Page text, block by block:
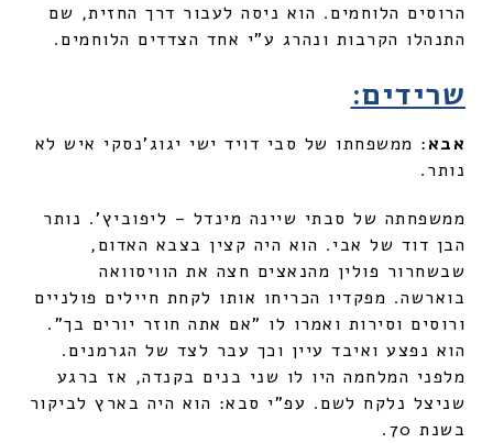
הרוסים הלוחמים. הוא ניסה לעבור דרך החזית, שם
התנהלו הקרבות ונהרג ע"י אחד הצדדים הלוחמים.
שרידים:
אבא: ממשפחתו של סבי דויד ישי יגוג'נסקי איש לא
נותר.
ממשפחתה של סבתי שיינה מינדל – ליפוביץ'. נותר
הבן דוד של אבי. הוא היה קצין בצבא האדום,
שבשחרור פולין מהנאצים חצה את הוויסוואה
בוארשה. מפקדיו הכריחו אותו לקחת חיילים פולניים
ורוסים וסירות ואמרו לו "אם אתה חוזר יורים בך".
הוא נפצע ואיבד עיין וכך עבר לצד של הגרמנים.
מלפני המלחמה היו לו שני בנים בקנדה, אז ברגע
שניצל נלקח לשם. עפ"י סבא: הוא היה בארץ לביקור
בשנת 70.